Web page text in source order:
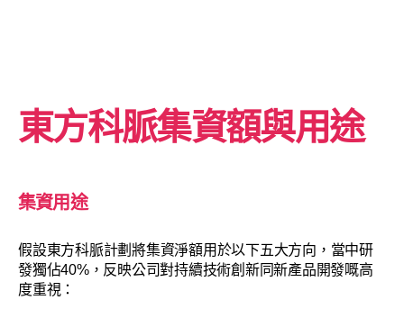
東方科脈集資額與用途
集資用途
假設東方科脈計劃將集資淨額用於以下五大方向，當中研
發獨佔40%，反映公司對持續技術創新同新產品開發嘅高
度重視：